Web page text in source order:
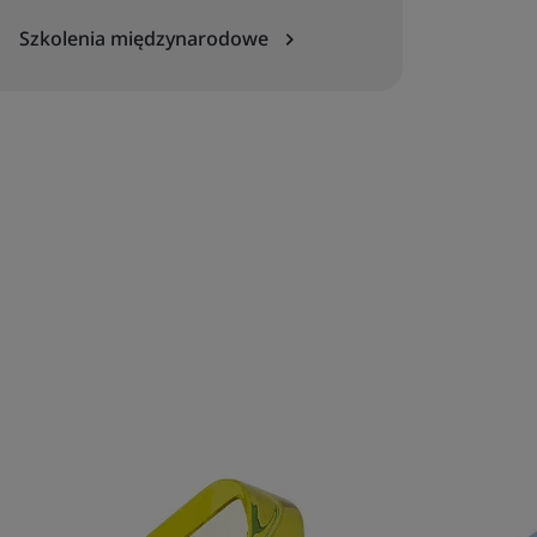
Szkolenia międzynarodowe